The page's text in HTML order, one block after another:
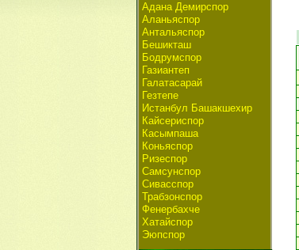
Адана Демирспор
Аланьяспор
Антальяспор
Бешикташ
Бодрумспор
Газиантеп
Галатасарай
Гезтепе
Истанбул Башакшехир
Кайсериспор
Касымпаша
Коньяспор
Ризеспор
Самсунспор
Сивасспор
Трабзонспор
Фенербахче
Хатайспор
Эюпспор